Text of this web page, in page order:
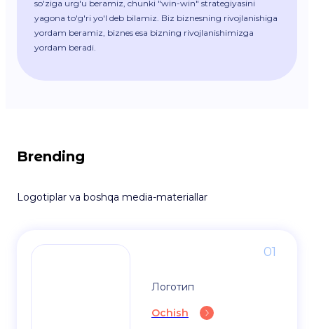
so'ziga urg'u beramiz, chunki "win-win" strategiyasini
yagona to'g'ri yo'l deb bilamiz. Biz biznesning rivojlanishiga
yordam beramiz, biznes esa bizning rivojlanishimizga
yordam beradi.
Brending
Logotiplar va boshqa media-materiallar
01
Логотип
Ochish